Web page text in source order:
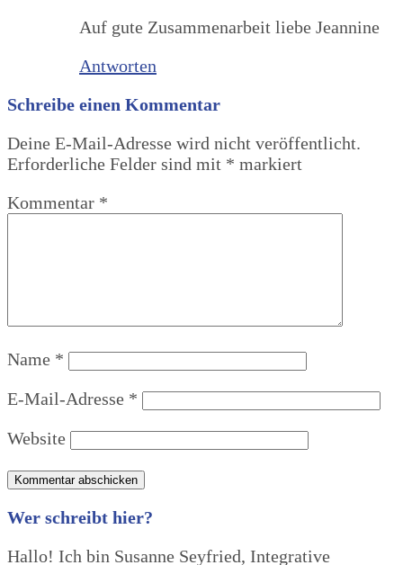
Auf gute Zusammenarbeit liebe Jeannine
Antworten
Schreibe einen Kommentar
Deine E-Mail-Adresse wird nicht veröffentlicht.
Erforderliche Felder sind mit * markiert
Kommentar *
Name *
E-Mail-Adresse *
Website
Wer schreibt hier?
Hallo! Ich bin Susanne Seyfried, Integrative